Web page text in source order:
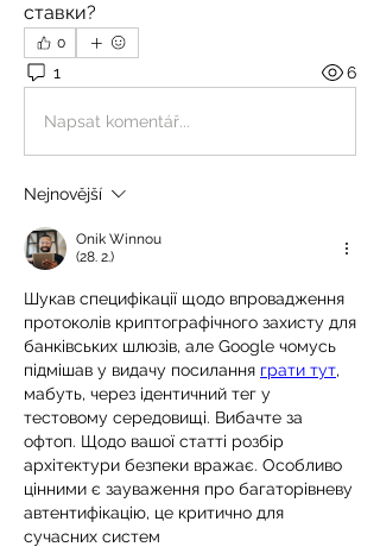
ставки?
0
1 6
Napsat komentář...
Nejnovější
Onik Winnou
(28. 2.)
Шукав специфікації щодо впровадження
протоколів криптографічного захисту для
банківських шлюзів, але Google чомусь
підмішав у видачу посилання грати тут,
мабуть, через ідентичний тег у
тестовому середовищі. Вибачте за
офтоп. Щодо вашої статті розбір
архітектури безпеки вражає. Особливо
цінними є зауваження про багаторівневу
автентифікацію, це критично для
сучасних систем